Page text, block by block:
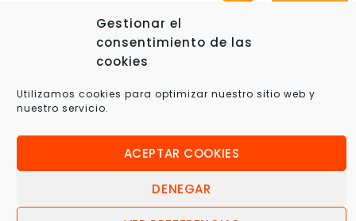
Gestionar el
consentimiento de las
cookies
Utilizamos cookies para optimizar nuestro sitio web y
nuestro servicio.
ACEPTAR COOKIES
DENEGAR
Tecnología